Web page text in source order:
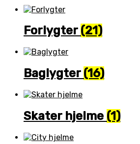
Forlygter (21)
Baglygter (16)
Skater hjelme (1)